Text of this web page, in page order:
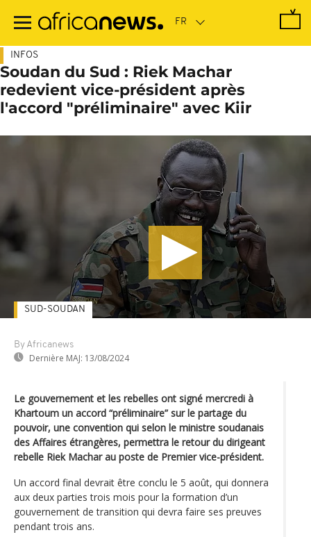
contenu
INFOS
Soudan du Sud : Riek Machar
redevient vice-président après
l'accord "préliminaire" avec Kiir
By Africanews
Dernière MAJ: 13/08/2024
SUD-SOUDAN
Le gouvernement et les rebelles ont signé mercredi à
Khartoum un accord “préliminaire” sur le partage du
pouvoir, une convention qui selon le ministre soudanais
des Affaires étrangères, permettra le retour du dirigeant
rebelle Riek Machar au poste de Premier vice-président.
Un accord final devrait être conclu le 5 août, qui donnera
aux deux parties trois mois pour la formation d’un
gouvernement de transition qui devra faire ses preuves
pendant trois ans.